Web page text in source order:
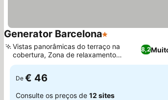
Generator Barcelona1 Estrelas
8,2
Vistas panorâmicas do terraço na
cobertura, Zona de relaxamento
artística no mezanino
De € 46
Consulte os preços de 12 sites